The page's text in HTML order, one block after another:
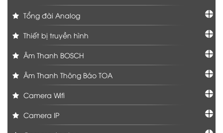
Tổng đài Analog
Thiết bị truyền hình
Âm Thanh BOSCH
Âm Thanh Thông Báo TOA
Camera Wifi
Camera IP